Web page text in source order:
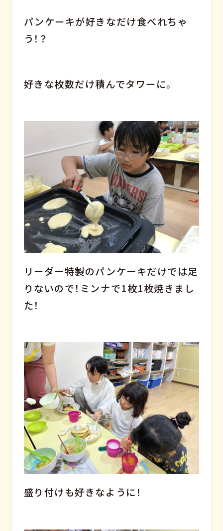
パンケーキが好きなだけ食べれちゃ
う！？
好きな枚数だけ積んでタワーに。
リーダー特製のパンケーキだけでは足
りないので！ミンナで1枚1枚焼きまし
た！
盛り付けも好きなように！